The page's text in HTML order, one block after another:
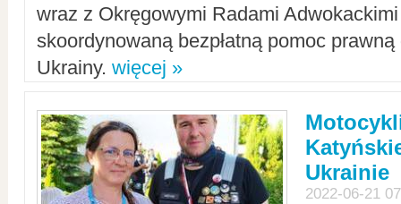
wraz z Okręgowymi Radami Adwokackimi
skoordynowaną bezpłatną pomoc
Ukrainy. więcej »
Ukrainie
2022-06-21